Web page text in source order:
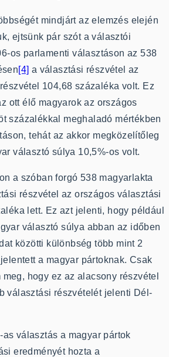
mindjárt az elemzés elején
ejtsünk pár szót a választói
os parlamenti választáson az 538
[4] a választási részvétel az
104,68 százaléka volt. Ez
ott élő magyarok az országos
százalékkal meghaladó mértékben
tehát az akkor megközelítőleg
választó súlya 10,5%-os volt.
a szóban forgó 538 magyarlakta
részvétel az országos választási
lett. Ez azt jelenti, hogy például
választó súlya abban az időben
közötti különbség több mint 2
a magyar pártoknak. Csak
hogy ez az alacsony részvétel
választási részvételét jelenti Dél-
választás a magyar pártok
eredményét hozta a